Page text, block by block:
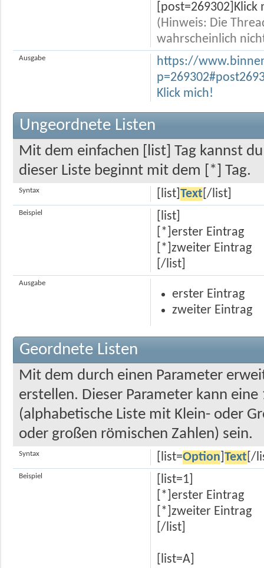
(Hinweis: Die
wahrscheinlich
https://
Klick mich!
Ausgabe
Ungeordnete Listen
Mit dem einfachen [list] Tag kannst
dieser Liste beginnt mit dem [*] Tag.
[list] Text [/list]
Syntax
[list]
[*]erster Eintrag
[*]zweiter Eintrag
[/list]
Beispiel
erster Eintrag
zweiter Eintrag
Ausgabe
Geordnete Listen
Mit dem durch einen Parameter
erstellen. Dieser Parameter kann
(alphabetische Liste mit Klein- oder
oder großen römischen Zahlen) sein.
[list=Option Text [/
Syntax
[list=1]
[*]erster Eintrag
[*]zweiter Eintrag
[/list]
[list=A]
Beispiel